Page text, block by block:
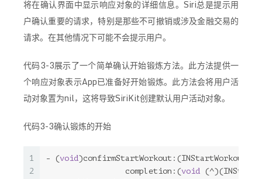
将在确认界面中显示响应对象的详细信息。Siri总是提示用
户确认重要的请求，特别是那些不可撤销或涉及金融交易的
请求。在其他情况下可能不会提示用户。
代码3-3展示了一个简单确认开始锻炼方法。此方法提供一
个响应对象表示App已准备好开始锻炼。此方法会将用户活
动对象置为nil，这将导致SiriKit创建默认用户活动对象。
代码3-3确认锻炼的开始
1
2
- (void
                 completion:(
void